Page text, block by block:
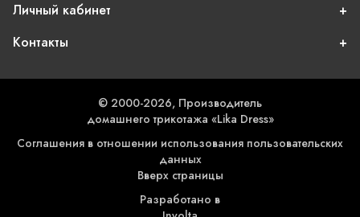
Личный кабинет
Контакты
© 2000-2026, Производитель
домашнего трикотажа «Lika Dress»
Соглашения в отношении использования пользовательских
данных
Вверх страницы
Разработано в